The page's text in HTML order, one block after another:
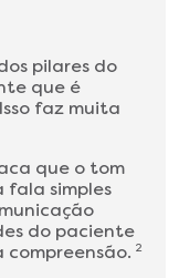
pilares do
que é
faz muita
que o tom
fala simples
do paciente
2